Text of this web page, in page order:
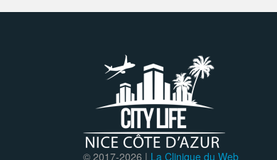
© 2017-2026 | La Clinique du Web